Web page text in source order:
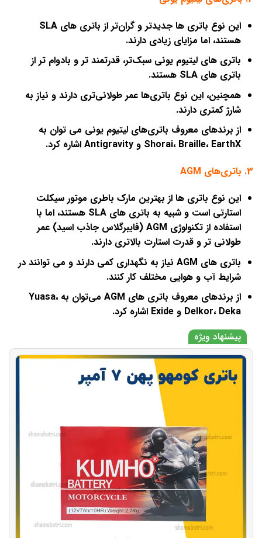
این نوع باتری ‌ها جدیدتر و گران‌تر از باتری ‌های SLA
هستند، اما مزایای زیادی دارند.
باتری ‌های لیتیوم یونی سبک‌تر، قدرتمند تر و بادوام‌ تر از
باتری‌ های SLA هستند.
همچنین، این نوع باتری‌ها عمر طولانی‌تری دارند و نیاز به
شارژ کمتری دارند.
از برندهای معروف باتری‌های لیتیوم یونی می ‌توان به
Shorai، Braille، EarthX و Antigravity اشاره کرد.
3. باتری‌های
AGM
این نوع باتری ‌ها از بهترین مارک باطری موتور سیکلت
استارتی است و شبیه به باتری ‌های SLA هستند، اما با
استفاده از تکنولوژی AGM (فایبرگلاس جاذب اسید) عمر
طولانی ‌تر و قدرت استارت بالاتری دارند.
باتری ‌های AGM نیاز به نگهداری کمی دارند و می ‌توانند در
شرایط آب و هوایی مختلف کار کنند.
از برندهای معروف باتری ‌های AGM می‌توان به Yuasa،
Delkor، Deka و Exide اشاره کرد.
پیشنهاد ویژه